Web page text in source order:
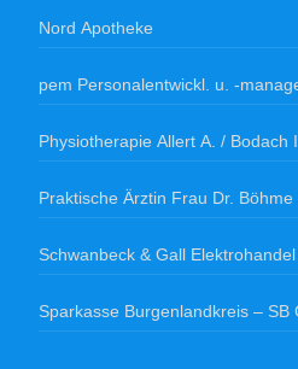
Nord Apotheke
pem Personalentwickl. u. -
Physiotherapie Allert A. / Bodach I.
Praktische Ärztin Frau Dr. Böhme
Schwanbeck & Gall
Sparkasse Burgenlandkreis – SB